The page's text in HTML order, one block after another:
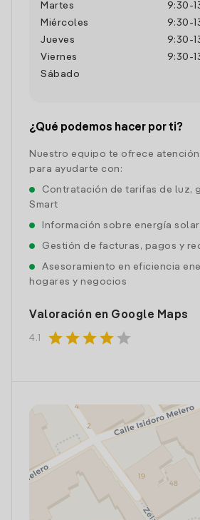
Martes
9:30 -
Miércoles
9:30 -
Jueves
9:30 -
Viernes
9:30 -
Sábado
¿Qué podemos hacer por ti?
Nuestro equipo te ofrece
para ayudarte con:
Contratación de tarifas de luz,
Smart
Información sobre energía
Gestión de facturas, pagos y
Asesoramiento en eficiencia
hogares y negocios
Valoración en Google Maps
4.1 starstarstarstar star